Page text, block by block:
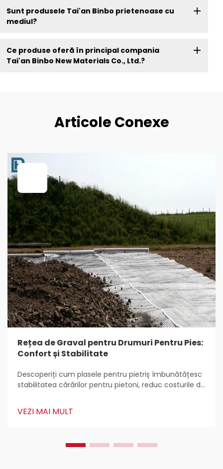
Sunt produsele Tai'an Binbo prietenoase cu
mediul?
Ce produse oferă în principal compania
Tai'an Binbo New Materials Co., Ltd.?
Articole Conexe
Rețea de Graval pentru Drumuri Pentru Pies:
Confort și Stabilitate
Descoperiți cum plasele pentru pietriș îmbunătățesc
stabilitatea cărărilor pentru pietoni, reduc costurile de
practici pentru instalare și întreținere pentru o
VEZI MAI MULT